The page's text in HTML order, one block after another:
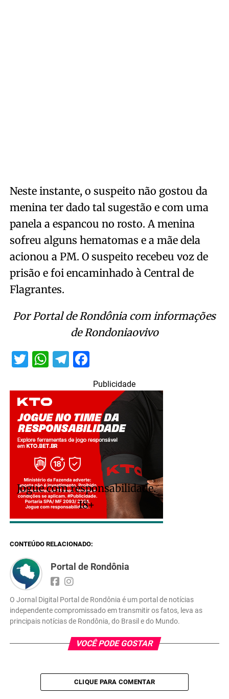
Neste instante, o suspeito não gostou da
menina ter dado tal sugestão e com uma
panela a espancou no rosto. A menina
sofreu alguns hematomas e a mãe dela
acionou a PM. O suspeito recebeu voz de
prisão e foi encaminhado à Central de
Flagrantes.
Por Portal de Rondônia com informações
de Rondoniaovivo
Twitter
WhatsApp
Telegram
Facebook
Publicidade
Jogue com responsabilidade.
18+
CONTEÚDO RELACIONADO:
Portal de Rondônia
O Jornal Digital Portal de Rondônia é um portal de notícias
independente compromissado em transmitir os fatos, leva as
principais notícias de Rondônia, do Brasil e do Mundo.
VOCÊ PODE GOSTAR
CLIQUE PARA COMENTAR